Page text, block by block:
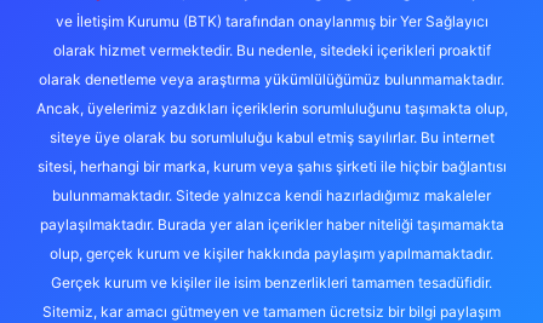
ve İletişim Kurumu (BTK) tarafından onaylanmış bir Yer Sağlayıcı
olarak hizmet vermektedir. Bu nedenle, sitedeki içerikleri proaktif
olarak denetleme veya araştırma yükümlülüğümüz bulunmamaktadır.
Ancak, üyelerimiz yazdıkları içeriklerin sorumluluğunu taşımakta olup,
siteye üye olarak bu sorumluluğu kabul etmiş sayılırlar. Bu internet
sitesi, herhangi bir marka, kurum veya şahıs şirketi ile hiçbir bağlantısı
bulunmamaktadır. Sitede yalnızca kendi hazırladığımız makaleler
paylaşılmaktadır. Burada yer alan içerikler haber niteliği taşımamakta
olup, gerçek kurum ve kişiler hakkında paylaşım yapılmamaktadır.
Gerçek kurum ve kişiler ile isim benzerlikleri tamamen tesadüfidir.
Sitemiz, kar amacı gütmeyen ve tamamen ücretsiz bir bilgi paylaşım